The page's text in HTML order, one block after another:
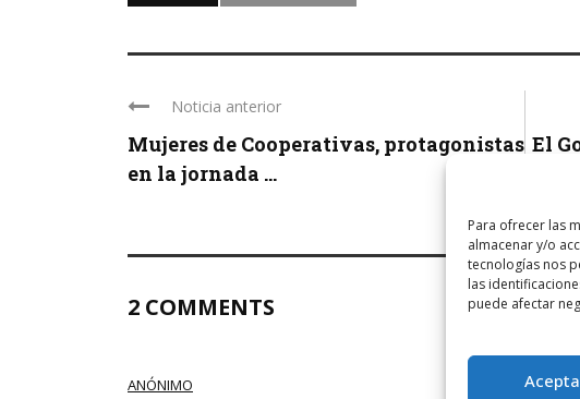
Para ofrecer las
almacenar y/o
tecnologías nos
las
puede afectar
Noticia anterior
Mujeres de Cooperativas, protagonistas
en la jornada ...
El
2 COMMENTS
ANÓNIMO